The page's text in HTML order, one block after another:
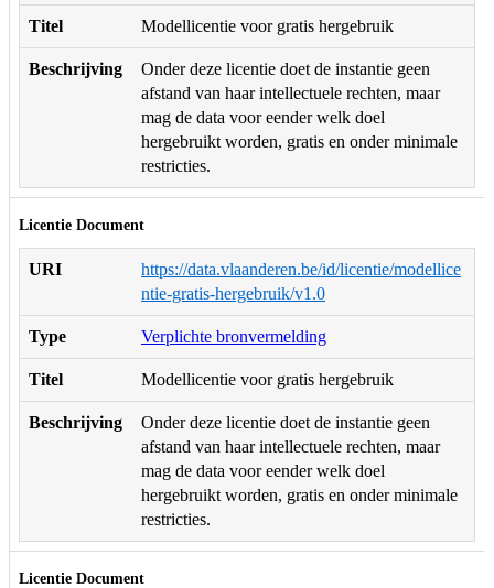
Titel Modellicentie voor gratis hergebruik
Beschrijving
Onder deze licentie doet de instantie geen
afstand van haar intellectuele rechten, maar
mag de data voor eender welk doel
hergebruikt worden, gratis en onder minimale
restricties.
Licentie Document
URI
https://data.vlaanderen.be/id/licentie/modellice
ntie-gratis-hergebruik/v1.0
Type Verplichte bronvermelding
Titel Modellicentie voor gratis hergebruik
Beschrijving
Onder deze licentie doet de instantie geen
afstand van haar intellectuele rechten, maar
mag de data voor eender welk doel
hergebruikt worden, gratis en onder minimale
restricties.
Licentie Document